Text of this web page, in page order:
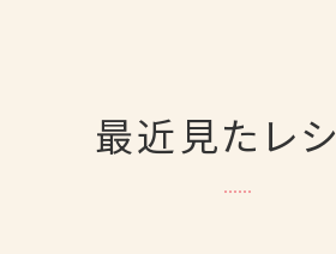
最近見たレ